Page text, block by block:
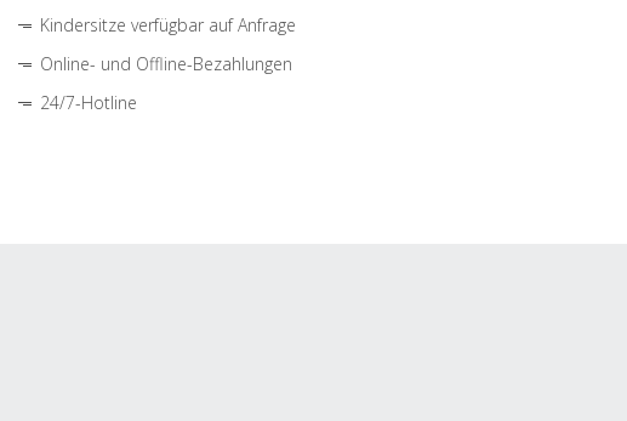
Kindersitze verfügbar auf Anfrage
Online- und Offline-Bezahlungen
24/7-Hotline